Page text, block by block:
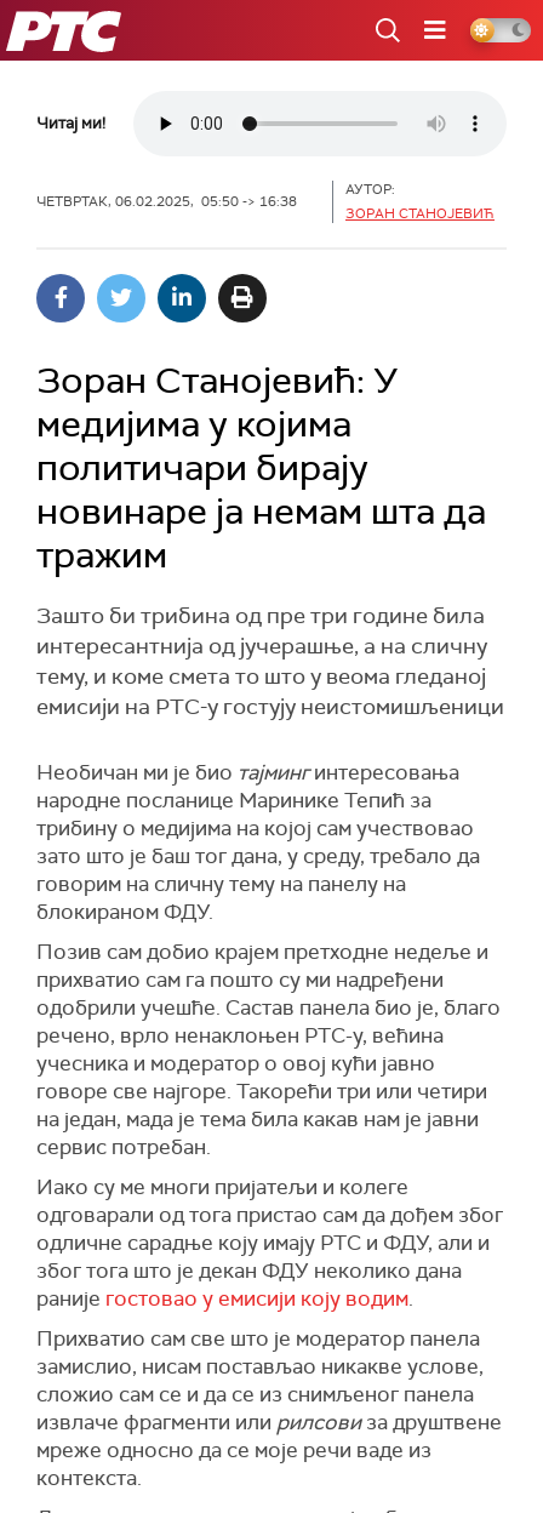
РТС
Читај ми!
ЧЕТВРТАК, 06.02.2025, 05:50 -> 16:38
АУТОР:
ЗОРАН СТАНОЈЕВИЋ
Зоран Станојевић: У
медијима у којима
политичари бирају
новинаре ја немам шта да
тражим
Зашто би трибина од пре три године била
интересантнија од јучерашње, а на сличну
тему, и коме смета то што у веома гледаној
емисији на РТС-у гостују неистомишљеници
Необичан ми је био тајмингинтересовања
народне посланице Маринике Тепић за
трибину о медијима на којој сам учествовао
зато што је баш тог дана, у среду, требало да
говорим на сличну тему на панелу на
блокираном ФДУ.
Позив сам добио крајем претходне недеље и
прихватио сам га пошто су ми надређени
одобрили учешће. Састав панела био је, благо
речено, врло ненаклоњен РТС-у, већина
учесника и модератор о овој кући јавно
говоре све најгоре. Такорећи три или четири
на један, мада је тема била какав нам је јавни
сервис потребан.
Иако су ме многи пријатељи и колеге
одговарали од тога пристао сам да дођем због
одличне сарадње коју имају РТС и ФДУ, али и
због тога што је декан ФДУ неколико дана
раније гостовао у емисији коју водим.
Прихватио сам све што је модератор панела
замислио, нисам постављао никакве услове,
сложио сам се и да се из снимљеног панела
извлаче фрагменти или рилсовиза друштвене
мреже односно да се моје речи ваде из
контекста.